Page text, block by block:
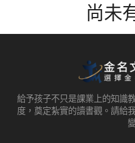
尚未
給予孩子不只是課業上的知識
度，奠定紮實的讀書觀。請給